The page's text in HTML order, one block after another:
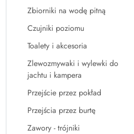
Zbiorniki na wodę pitną
Czujniki poziomu
Toalety i akcesoria
Zlewozmywaki i wylewki do
jachtu i kampera
Przejście przez pokład
Przejścia przez burtę
Zawory - trójniki